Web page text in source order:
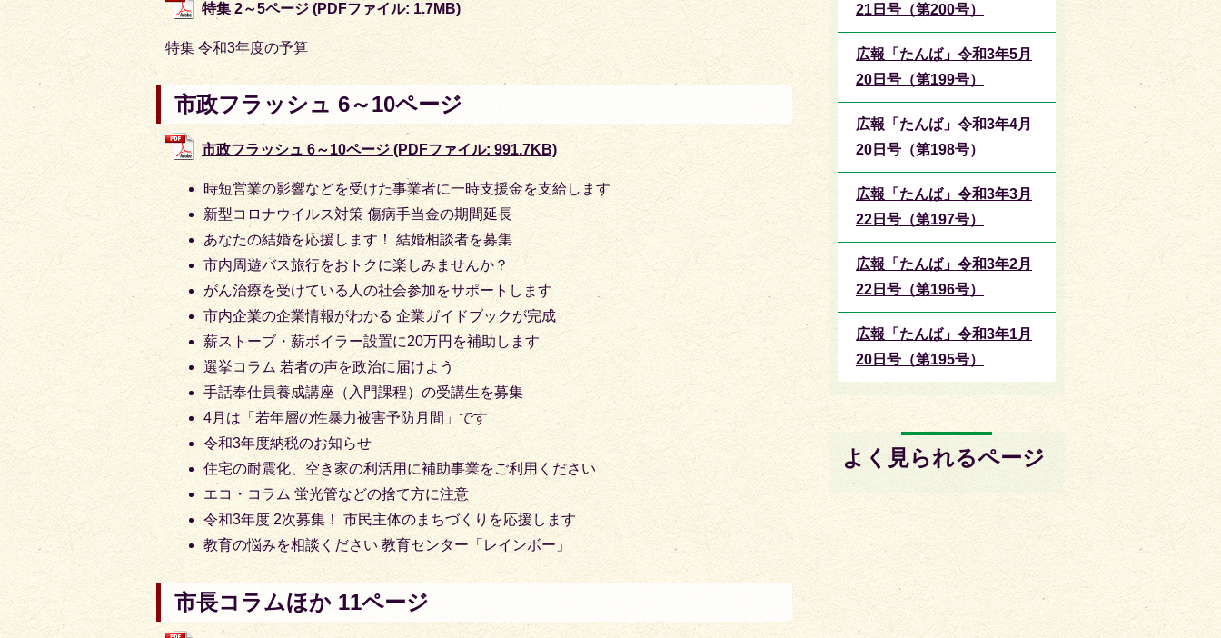
特集 2～5ページ (PDFファイル: 1.7MB)
特集 令和3年度の予算
市政フラッシュ 6～10ページ
市政フラッシュ 6～10ページ (PDFファイル: 991.7KB)
時短営業の影響などを受けた事業者に一時支援金を支給します
新型コロナウイルス対策 傷病手当金の期間延長
あなたの結婚を応援します！ 結婚相談者を募集
市内周遊バス旅行をおトクに楽しみませんか？
がん治療を受けている人の社会参加をサポートします
市内企業の企業情報がわかる 企業ガイドブックが完成
薪ストーブ・薪ボイラー設置に20万円を補助します
選挙コラム 若者の声を政治に届けよう
手話奉仕員養成講座（入門課程）の受講生を募集
4月は「若年層の性暴力被害予防月間」です
令和3年度納税のお知らせ
住宅の耐震化、空き家の利活用に補助事業をご利用ください
エコ・コラム 蛍光管などの捨て方に注意
令和3年度 2次募集！ 市民主体のまちづくりを応援します
教育の悩みを相談ください 教育センター「レインボー」
市長コラムほか 11ページ
21日号（第200号）
広報「たんば」令和3年5月
20日号（第199号）
広報「たんば」令和3年4月
20日号（第198号）
広報「たんば」令和3年3月
22日号（第197号）
広報「たんば」令和3年2月
22日号（第196号）
広報「たんば」令和3年1月
20日号（第195号）
よく見られるページ